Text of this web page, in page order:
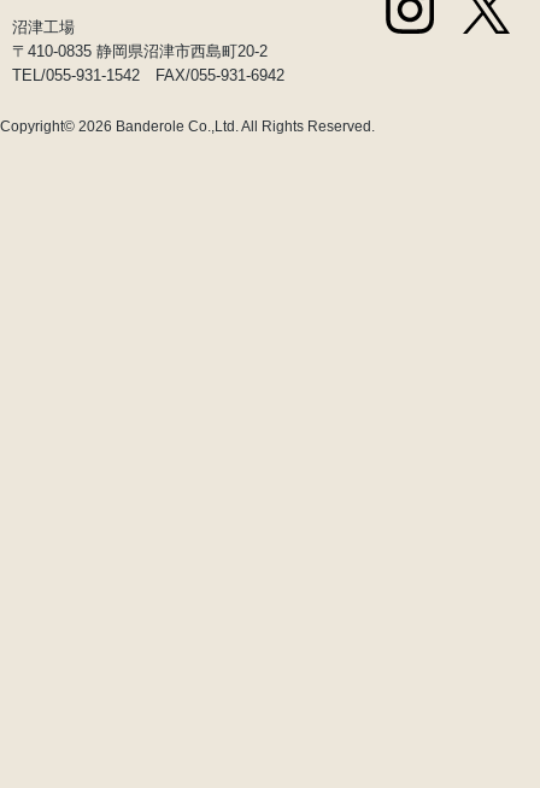
沼津工場
〒410-0835 静岡県沼津市西島町20-2
TEL/055-931-1542 FAX/055-931-6942
Copyright© 2026 Banderole Co.,Ltd.All Rights Reserved.